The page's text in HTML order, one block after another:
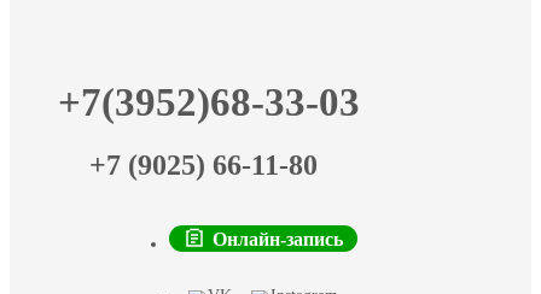
+7(3952)68-33-03
+7 (9025) 66-11-80
Онлайн-запись